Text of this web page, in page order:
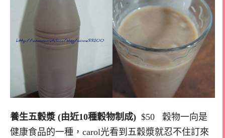
養生五穀漿 (由近10種穀物制成) $50 穀物一向是
健康食品的一種，carol光看到五穀漿就忍不住訂來